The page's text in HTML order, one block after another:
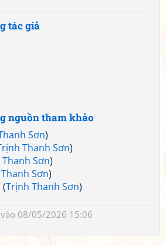
tác giả
nguồn tham khảo
Sơn)
Thanh Sơn)
Sơn)
Sơn)
(Trịnh Thanh Sơn)
vào 08/05/2026 15:06